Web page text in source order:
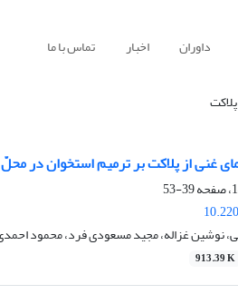
داوران اخبار تماس با ما
غنی از پلاکت بر ترمیم استخوان
39-53
نوشین غزاله، مجید مسعودی فرد، محمود
913.39 K